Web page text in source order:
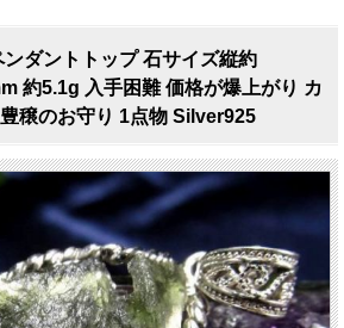
ダントトップ 石サイズ縦約
約5.1g 入手困難 価格が爆上がり カ
穣のお守り 1点物 Silver925